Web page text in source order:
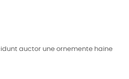
auctor une ornemente haine